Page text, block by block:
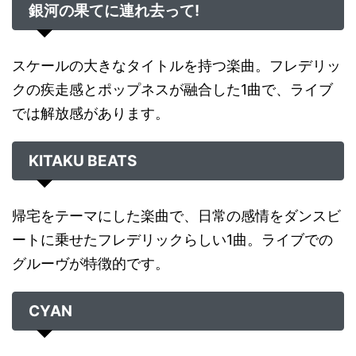
銀河の果てに連れ去って!
スケールの大きなタイトルを持つ楽曲。フレデリッ
クの疾走感とポップネスが融合した1曲で、ライブ
では解放感があります。
KITAKU BEATS
帰宅をテーマにした楽曲で、日常の感情をダンスビ
ートに乗せたフレデリックらしい1曲。ライブでの
グルーヴが特徴的です。
CYAN